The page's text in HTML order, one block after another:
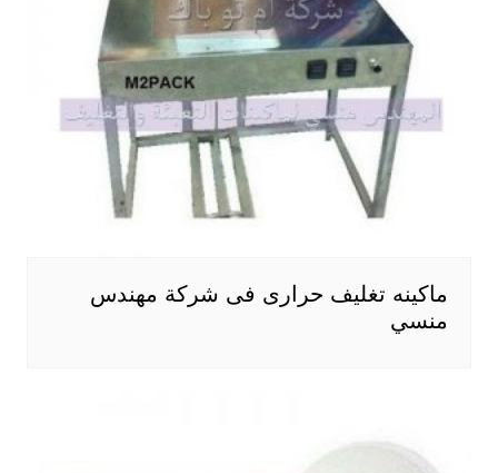
ماكينه تغليف حرارى فى شركة مهندس
منسي